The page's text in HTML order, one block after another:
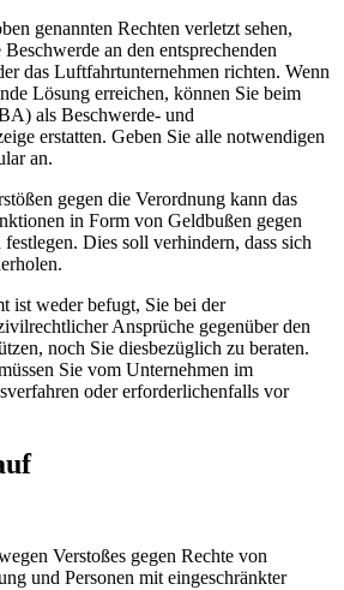
genannten Rechten verletzt sehen,
an den entsprechenden
das Luftfahrtunternehmen richten. Wenn
Lösung erreichen, können Sie beim
als Beschwerde- und
erstatten. Geben Sie alle notwendigen
an.
gegen die Verordnung kann das
in Form von Geldbußen gegen
Dies soll verhindern, dass sich
ist weder befugt, Sie bei der
Ansprüche gegenüber den
noch Sie diesbezüglich zu beraten.
Sie vom Unternehmen im
oder erforderlichenfalls vor
Verstoßes gegen Rechte von
und Personen mit eingeschränkter